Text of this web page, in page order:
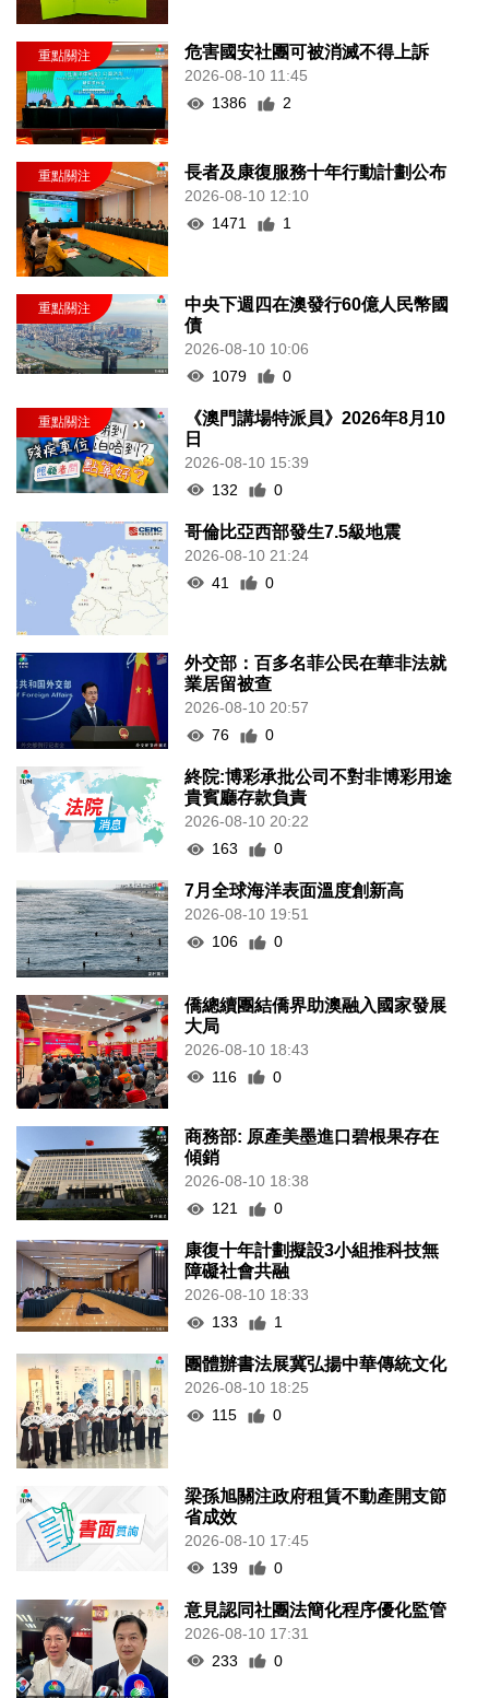
危害國安社團可被消滅不得上訴
2026-08-10 11:45
1386
2
長者及康復服務十年行動計劃公布
2026-08-10 12:10
1471
1
中央下週四在澳發行60億人民幣國
債
2026-08-10 10:06
1079
0
《澳門講場特派員》2026年8月10
日
2026-08-10 15:39
132
0
哥倫比亞西部發生7.5級地震
2026-08-10 21:24
41
0
外交部：百多名菲公民在華非法就
業居留被查
2026-08-10 20:57
76
0
終院:博彩承批公司不對非博彩用途
貴賓廳存款負責
2026-08-10 20:22
163
0
7月全球海洋表面溫度創新高
2026-08-10 19:51
106
0
僑總續團結僑界助澳融入國家發展
大局
2026-08-10 18:43
116
0
商務部: 原產美墨進口碧根果存在
傾銷
2026-08-10 18:38
121
0
康復十年計劃擬設3小組推科技無
障礙社會共融
2026-08-10 18:33
133
1
團體辦書法展冀弘揚中華傳統文化
2026-08-10 18:25
115
0
梁孫旭關注政府租賃不動產開支節
省成效
2026-08-10 17:45
139
0
意見認同社團法簡化程序優化監管
2026-08-10 17:31
233
0